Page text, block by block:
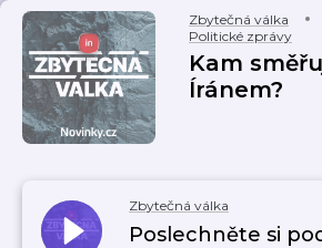
Zbytečná válka
Politické zprávy
Kam
Íránem?
Zbytečná válka
Poslechněte si